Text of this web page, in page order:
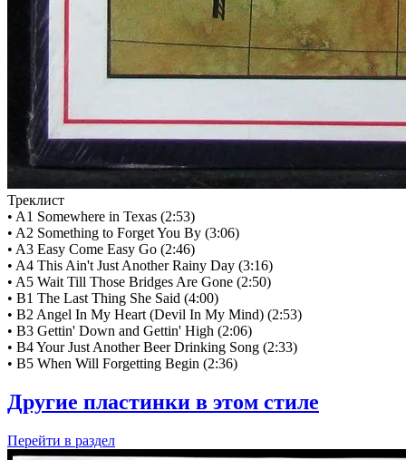
Треклист
• A1 Somewhere in Texas (2:53)
• A2 Something to Forget You By (3:06)
• A3 Easy Come Easy Go (2:46)
• A4 This Ain't Just Another Rainy Day (3:16)
• A5 Wait Till Those Bridges Are Gone (2:50)
• B1 The Last Thing She Said (4:00)
• B2 Angel In My Heart (Devil In My Mind) (2:53)
• B3 Gettin' Down and Gettin' High (2:06)
• B4 Your Just Another Beer Drinking Song (2:33)
• B5 When Will Forgetting Begin (2:36)
Другие пластинки в этом стиле
Перейти в раздел